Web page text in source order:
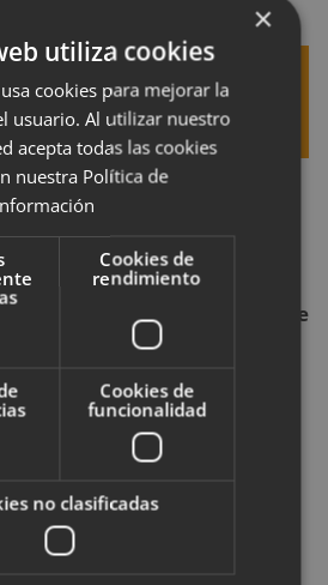
leer: Trucos para cuidar tu
que se caiga en otoño
flequillo recto
de pelo corto para mujer
aquellas personas con frente
corto atrás, quedando
gran flequillo recto. De este
y podrás lucir grandes
hermosa!
flequillo
×
utiliza cookies
cookies para mejorar la
usuario. Al utilizar nuestro
acepta todas las cookies
nuestra Política de
Cookies de
rendimiento
Cookies de
funcionalidad
no clasificadas